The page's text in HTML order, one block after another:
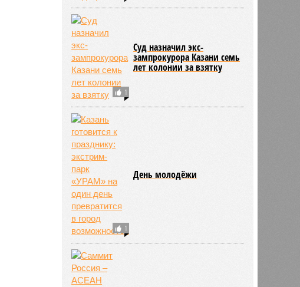
1
Суд назначил экс-
зампрокурора Казани семь
лет колонии за взятку
1
День молодёжи